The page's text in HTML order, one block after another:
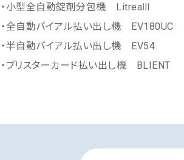
・小型全自動錠剤分包機 LitreaⅢ
・全自動バイアル払い出し機 EV180UC
・半自動バイアル払い出し機 EV54
・ブリスターカード払い出し機 BLIENT